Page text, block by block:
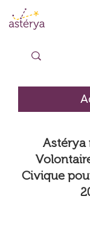
Astérya
Civique